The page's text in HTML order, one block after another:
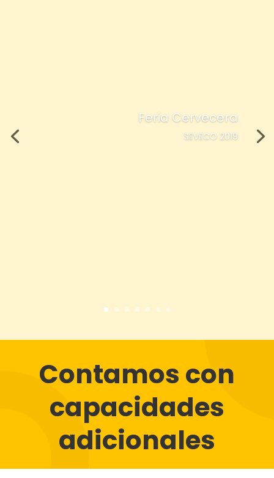
Feria Cervecera
SEVECO 2019
Contamos con
capacidades
adicionales